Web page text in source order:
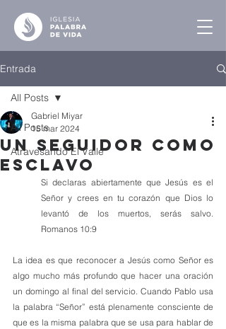
Entrada
All Posts
Atravesando El Valle
All Posts
Un Seguidor como
Esclavo
Gabriel Miyar
15 mar 2024
Si declaras abiertamente que Jesús es el
Señor y crees en tu corazón que Dios lo
levantó de los muertos, serás salvo.
Romanos 10:9
La idea es que reconocer a Jesús como Señor es
algo mucho más profundo que hacer una oración
un domingo al final del servicio. Cuando Pablo usa
la palabra “Señor” está plenamente consciente de
que es la misma palabra que se usa para hablar de